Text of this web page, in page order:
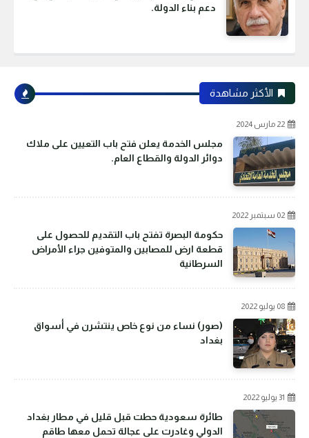
دعم بناء الدولة.
الأكثر مشاهدة
22 مارس 2024
مجلس الخدمة يعلن فتح باب التعيين على ملاك
دوائر الدولة والقطاع العام.
02 سبتمبر 2022
حكومة البصرة تفتح باب التقديم للحصول على
قطعة ارض للمصابين والمتوفين جراء الأمراض
السرطانية
08 يوليو 2022
(صور) نساء من نوع خاص ينتشرن في أسواق
بغداد
31 يوليو 2022
طائرة سعودية حطت قبل قليل في مطار بغداد
الدولي وغادرت على عجالة تحمل معها طاقم